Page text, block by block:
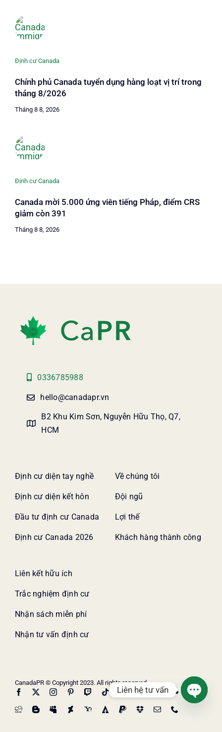
Định cư Canada
Chính phủ Canada tuyển dụng hàng loạt vị trí trong
tháng 8/2026
Tháng 8 8, 2026
Định cư Canada
Canada mời 5.000 ứng viên tiếng Pháp, điểm CRS
giảm còn 391
Tháng 8 8, 2026
0336785988
hello@canadapr.vn
B2 Khu Kim Sơn, Nguyễn Hữu Thọ, Q7,
HCM
Định cư diện tay nghề
Định cư diện kết hôn
Đầu tư định cư Canada
Định cư Canada 2026
Về chúng tôi
Đội ngũ
Lợi thế
Khách hàng thành công
Liên kết hữu ích
Trắc nghiệm định cư
Nhận sách miễn phí
Nhận tư vấn định cư
CanadaPR © Copyright 2023. All rights reserved.
Liên hệ tư vấn